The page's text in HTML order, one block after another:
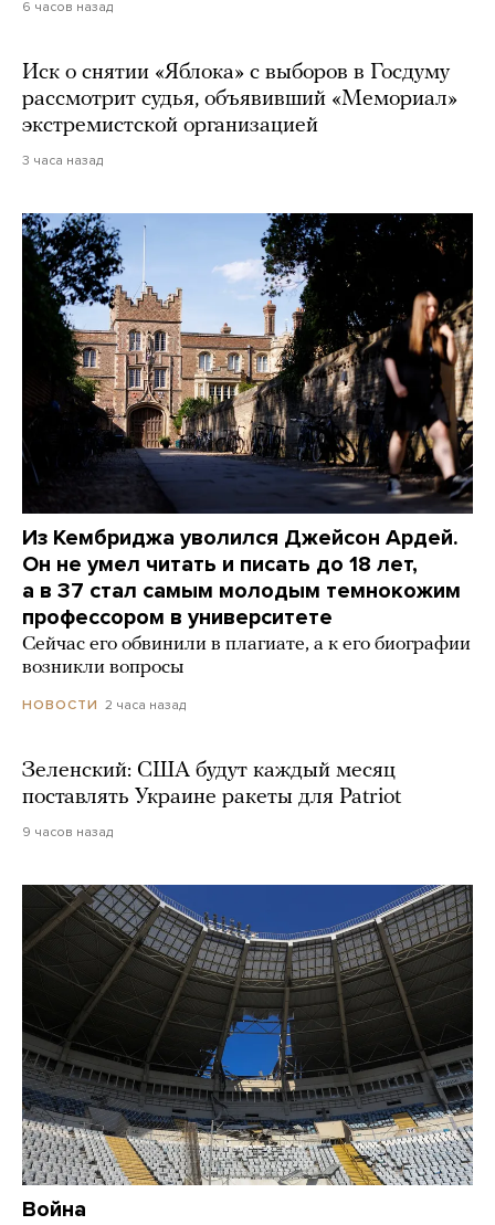
6 часов назад
Иск о снятии «Яблока» с выборов в Госдуму
рассмотрит судья, объявивший «Мемориал»
экстремистской организацией
3 часа назад
Из Кембриджа уволился Джейсон Ардей.
Он не умел читать и писать до 18 лет,
а в 37 стал самым молодым темнокожим
профессором в университете
Сейчас его обвинили в плагиате, а к его биографии
возникли вопросы
НОВОСТИ 2 часа назад
Зеленский: США будут каждый месяц
поставлять Украине ракеты для Patriot
9 часов назад
Война